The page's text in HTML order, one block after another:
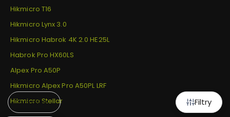
Filtry
Domyślne
Hikmicro T16
Hikmicro Lynx 3.0
Hikmicro Habrok 4K 2.0 HE25L
Habrok Pro HX60LS
Alpex Pro A50P
Hikmicro Alpex Pro A50PL LRF
Hikmicro Stellar